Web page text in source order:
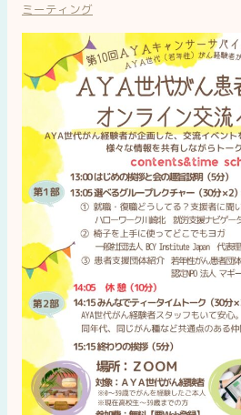
ミーティング